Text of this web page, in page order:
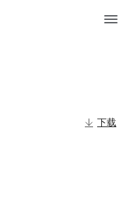
下载